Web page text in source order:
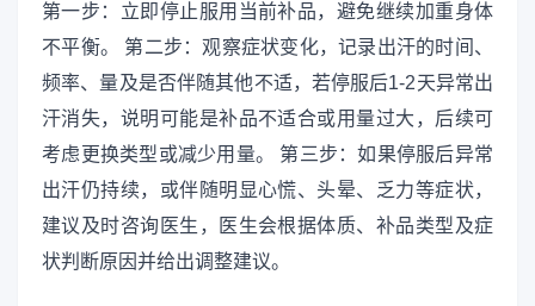
第一步：立即停止服用当前补品，避免继续加重身体
不平衡。 第二步：观察症状变化，记录出汗的时间、
频率、量及是否伴随其他不适，若停服后1-2天异常出
汗消失，说明可能是补品不适合或用量过大，后续可
考虑更换类型或减少用量。 第三步：如果停服后异常
出汗仍持续，或伴随明显心慌、头晕、乏力等症状，
建议及时咨询医生，医生会根据体质、补品类型及症
状判断原因并给出调整建议。